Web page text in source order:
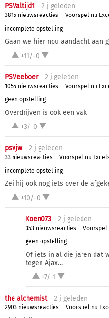
PSValtijd1 2 j geleden
3815 nieuwsreacties
Voorspel nu
incomplete opstelling
Gaan we hier nou aandacht aan
+11/-0
PSVeeboer 2 j geleden
1055 nieuwsreacties
Voorspel nu
geen opstelling
Overdrijven is ook een vak
+3/-0
psvjw 2 j geleden
33 nieuwsreacties
Voorspel nu
incomplete opstelling
Zei hij ook nog iets over de
+10/-0
Koen073 2 j geleden
353 nieuwsreacties
Voorspel
geen opstelling
Of iets in al die jaren dat
tegen Ajax…
+7/-1
the alchemist 2 j geleden
2903 nieuwsreacties Voorspel nu